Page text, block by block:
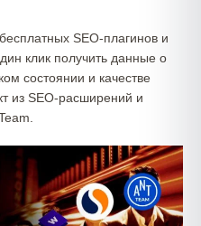
SEO-плагинов и
клик получить данные о
состоянии и качестве
из SEO-расширений и